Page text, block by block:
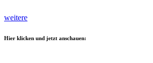
weitere
Hier klicken und jetzt anschauen: